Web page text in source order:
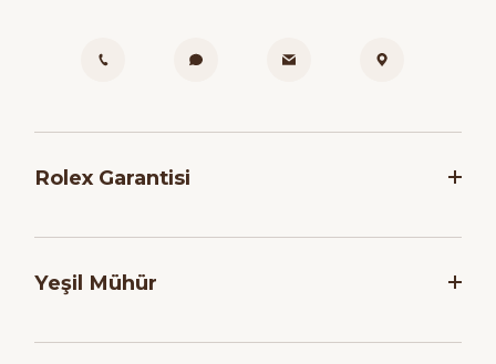
Rolex Garantisi
garanti etmek adına, her saati montaj işlemi
Yetkili Satış Noktalarından satın alınan tüm yeni
Yeşil Mühür